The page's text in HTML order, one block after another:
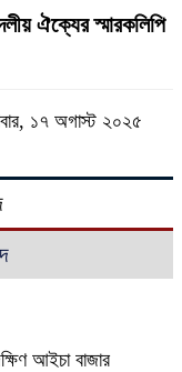
ঐক্যের স্মারকলিপি
১৭ অগাস্ট ২০২৫
আইচা বাজার